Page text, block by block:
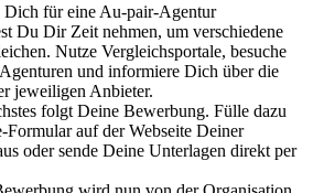
Dich für eine Au-pair-Agentur
Du Dir Zeit nehmen, um verschiedene
Nutze Vergleichsportale, besuche
und informiere Dich über die
jeweiligen Anbieter.
folgt Deine Bewerbung. Fülle dazu
Formular auf der Webseite Deiner
oder sende Deine Unterlagen direkt per